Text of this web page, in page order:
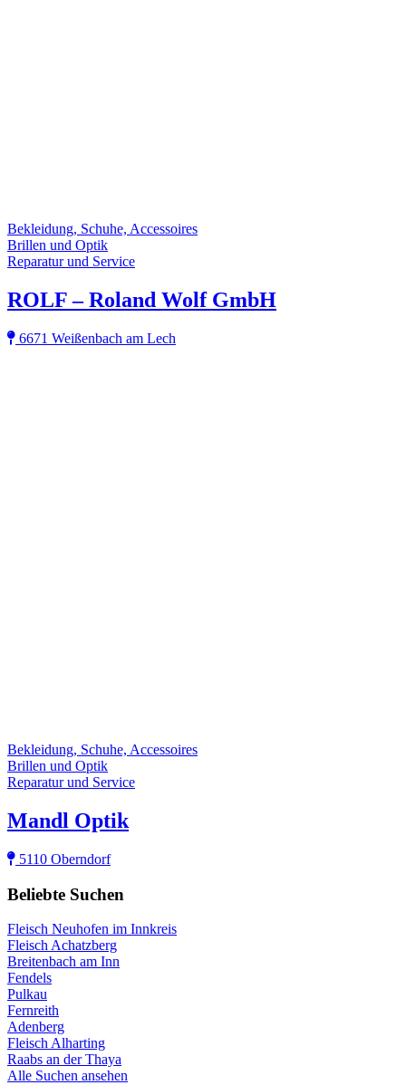
Bekleidung, Schuhe, Accessoires
Brillen und Optik
Reparatur und Service
ROLF – Roland Wolf GmbH
6671 Weißenbach am Lech
Bekleidung, Schuhe, Accessoires
Brillen und Optik
Reparatur und Service
Mandl Optik
5110 Oberndorf
Beliebte Suchen
Fleisch Neuhofen im Innkreis
Fleisch Achatzberg
Breitenbach am Inn
Fendels
Pulkau
Fernreith
Adenberg
Fleisch Alharting
Raabs an der Thaya
Alle Suchen ansehen